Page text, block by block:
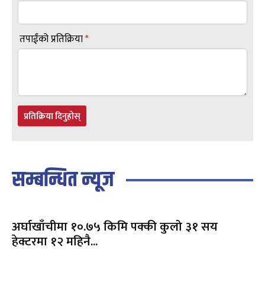
तपाईंको प्रतिक्रिया*
प्रतिक्रिया दिनुहोस्
सम्बन्धित न्यूज
अर्घाखाँचीमा १०.७५ किमि पक्की कुलो ३१ सय
हेक्टरमा १२ महिनै...